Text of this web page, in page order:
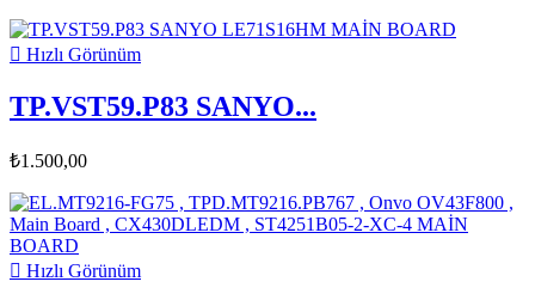
 Hızlı Görünüm
TP.VST59.P83 SANYO...
₺1.500,00
 Hızlı Görünüm